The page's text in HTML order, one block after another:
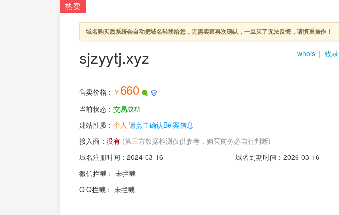
热卖
域名购买后系统会自动把域名转移给您，无需卖家再次确认，一旦买了无法反悔，请慎重操作！
sjzyytj.xyz whois | 收录
售卖价格： ￥ 660
当前状态： 交易成功
建站性质： 个人 请点击确认Bei案信息
接入商： 没有 (第三方数据检测仅供参考，购买前务必自行判断)
域名注册时间： 2024-03-16
域名到期时间：2026-03-16
微信拦截： 未拦截
Q Q拦截： 未拦截